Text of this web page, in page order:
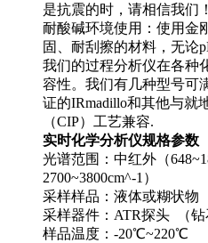
是抗震的时，请相信我们！
耐酸碱环境使用：使用金
固、耐刮擦的材料，无论
我们的过程分析仪在各种
容性。我们有几种型号可
证的IRmadillo和其他与就
（CIP）工艺兼容.
实时化学分析仪规格参数
光谱范围：中红外（
2700~3800cm^-1）
采样样品：液体或糊状物
采样器件：ATR探头 （钻
样品温度：-20℃~220℃